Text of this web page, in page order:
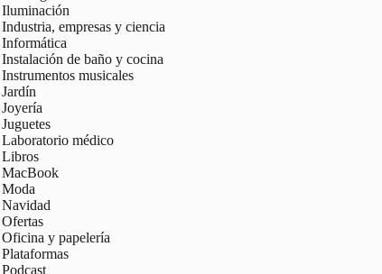
Iluminación
Industria, empresas y ciencia
Informática
Instalación de baño y cocina
Instrumentos musicales
Jardín
Joyería
Juguetes
Laboratorio médico
Libros
MacBook
Moda
Navidad
Ofertas
Oficina y papelería
Plataformas
Podcast